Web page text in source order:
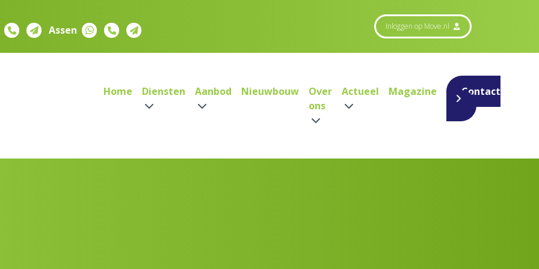
Assen Inloggen op Move.nl
Home Diensten Aanbod Nieuwbouw
Over
ons
Actueel Magazine Contact